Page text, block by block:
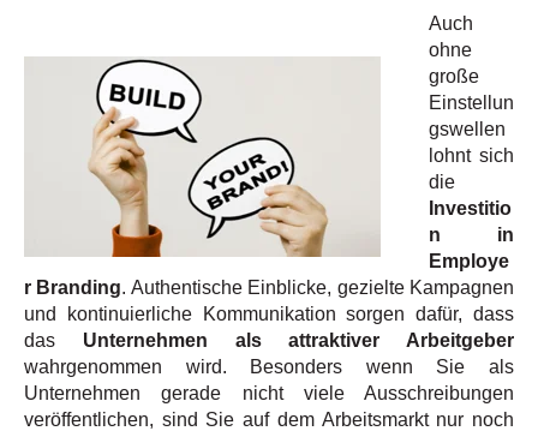
Auch
ohne
große
Einstellun
gswellen
lohnt sich
die
Investitio
n in
Employe
r Branding. Authentische Einblicke, gezielte Kampagnen
und kontinuierliche Kommunikation sorgen dafür, dass
das Unternehmen als attraktiver Arbeitgeber
wahrgenommen wird. Besonders wenn Sie als
Unternehmen gerade nicht viele Ausschreibungen
veröffentlichen, sind Sie auf dem Arbeitsmarkt nur noch